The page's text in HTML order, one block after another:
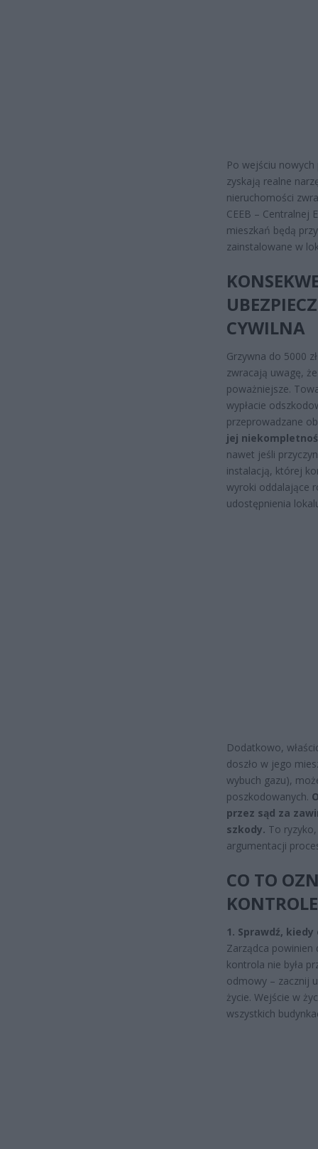
Po wejściu nowych
zyskają realne
nieruchomości
CEEB – Centralnej
mieszkań będą
zainstalowane w
CYWILNA
Grzywna do 5000
zwracają uwagę,
poważniejsze.
wypłacie
przeprowadzane
jej
nawet jeśli
instalacją, której
wyroki oddalające
udostępnienia
Dodatkowo,
doszło w jego
wybuch gazu),
poszkodowanych.
przez sąd za
szkody. To
argumentacji
CO TO
1. Sprawdź,
Zarządca powinien
kontrola nie była
odmowy – zacznij
życie. Wejście w
wszystkich